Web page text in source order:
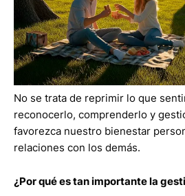
No se trata de reprimir lo que
reconocerlo, comprenderlo y
favorezca nuestro bienestar
relaciones con los demás.
¿Por qué es tan importante la